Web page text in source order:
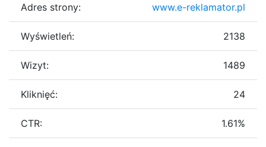
Adres strony: www.e-reklamator.pl
Wyświetleń: 2138
Wizyt: 1489
Kliknięć: 24
CTR: 1.61%